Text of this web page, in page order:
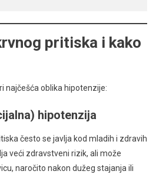
pritiska i kako
najčešća oblika hipotenzije:
hipotenzija
često se javlja kod mladih i zdravih
veći zdravstveni rizik, ali može
naročito nakon dužeg stajanja ili